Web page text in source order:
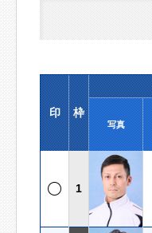
印 枠
写真
1